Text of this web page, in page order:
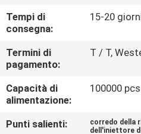
CONTATTICI
RICHIEDA
UNA
CITAZIONE
Tempi di
consegna:
15-20
Termini di
pagamento:
T / T,
Capacità di
alimentazione:
100000 pcs
Punti salienti:
corredo della
dell'iniettore